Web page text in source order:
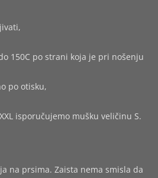
150C po strani koja je pri nošenju
po otisku,
isporučujemo mušku veličinu S.
na prsima. Zaista nema smisla da